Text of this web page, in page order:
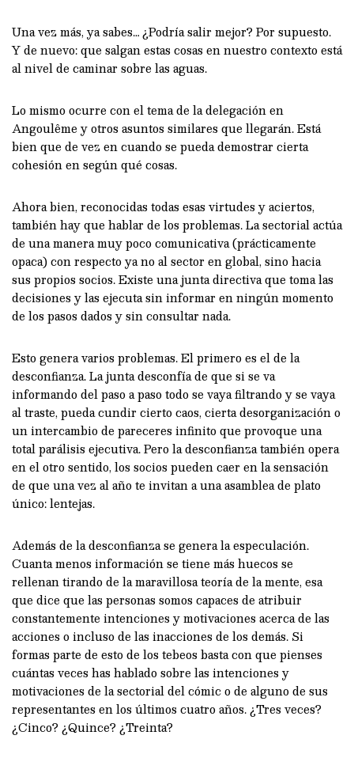
Una vez más, ya sabes… ¿Podría salir mejor? Por supuesto.
Y de nuevo: que salgan estas cosas en nuestro contexto está
al nivel de caminar sobre las aguas.
Lo mismo ocurre con el tema de la delegación en
Angoulême y otros asuntos similares que llegarán. Está
bien que de vez en cuando se pueda demostrar cierta
cohesión en según qué cosas.
Ahora bien, reconocidas todas esas virtudes y aciertos,
también hay que hablar de los problemas. La sectorial actúa
de una manera muy poco comunicativa (prácticamente
opaca) con respecto ya no al sector en global, sino hacia
sus propios socios. Existe una junta directiva que toma las
decisiones y las ejecuta sin informar en ningún momento
de los pasos dados y sin consultar nada.
Esto genera varios problemas. El primero es el de la
desconfianza. La junta desconfía de que si se va
informando del paso a paso todo se vaya filtrando y se vaya
al traste, pueda cundir cierto caos, cierta desorganización o
un intercambio de pareceres infinito que provoque una
total parálisis ejecutiva. Pero la desconfianza también opera
en el otro sentido, los socios pueden caer en la sensación
de que una vez al año te invitan a una asamblea de plato
único: lentejas.
Además de la desconfianza se genera la especulación.
Cuanta menos información se tiene más huecos se
rellenan tirando de la maravillosa teoría de la mente, esa
que dice que las personas somos capaces de atribuir
constantemente intenciones y motivaciones acerca de las
acciones o incluso de las inacciones de los demás. Si
formas parte de esto de los tebeos basta con que pienses
cuántas veces has hablado sobre las intenciones y
motivaciones de la sectorial del cómic o de alguno de sus
representantes en los últimos cuatro años. ¿Tres veces?
¿Cinco? ¿Quince? ¿Treinta?